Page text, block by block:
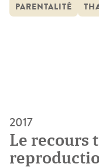
Belgique,
conçus par GPA en
PARENTALITÉ
2017
Le recours